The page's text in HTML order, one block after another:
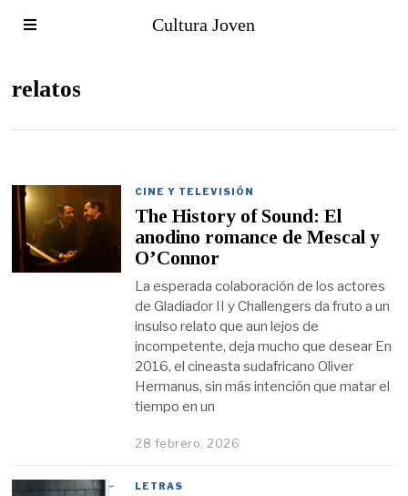
Cultura Joven
relatos
CINE Y TELEVISIÓN
The History of Sound: El
anodino romance de Mescal y
O’Connor
La esperada colaboración de los actores
de Gladiador II y Challengers da fruto a un
insulso relato que aun lejos de
incompetente, deja mucho que desear En
2016, el cineasta sudafricano Oliver
Hermanus, sin más intención que matar el
tiempo en un
28 febrero, 2026
LETRAS